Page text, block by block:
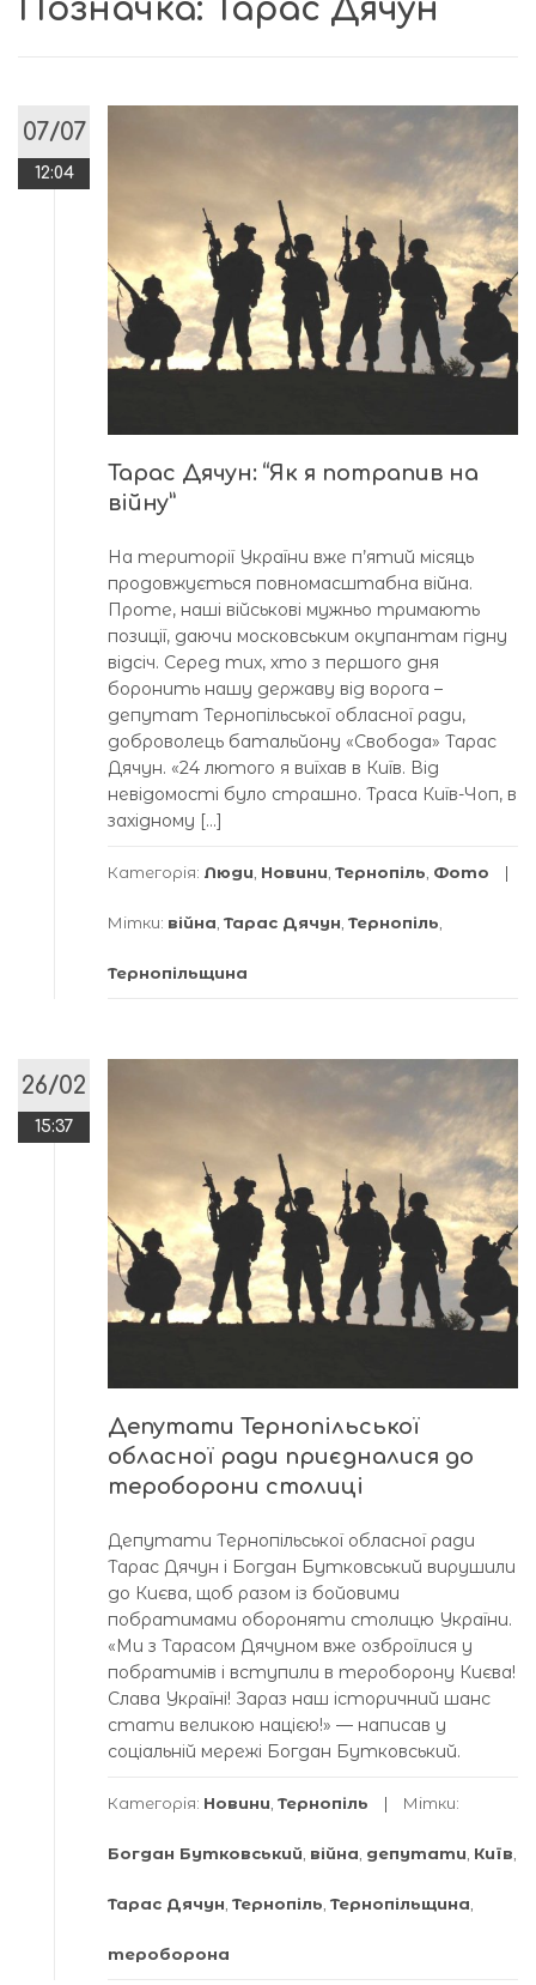
Позначка: Тарас Дячун
07/07
12:04
Тарас Дячун: “Як я потрапив на
війну”
На території України вже п’ятий місяць
продовжується повномасштабна війна.
Проте, наші військові мужньо тримають
позиції, даючи московським окупантам гідну
відсіч. Серед тих, хто з першого дня
боронить нашу державу від ворога –
депутат Тернопільської обласної ради,
доброволець батальйону «Свобода» Тарас
Дячун. «24 лютого я виїхав в Київ. Від
невідомості було страшно. Траса Київ-Чоп, в
західному […]
Категорія: Люди Новини Тернопіль Фото
Мітки: війна Тарас Дячун Тернопіль
Тернопільщина
26/02
15:37
Депутати Тернопільської
обласної ради приєдналися до
тероборони столиці
Депутати Тернопільської обласної ради
Тарас Дячун і Богдан Бутковський вирушили
до Києва, щоб разом із бойовими
побратимами обороняти столицю України.
«Ми з Тарасом Дячуном вже озброїлися у
побратимів і вступили в тероборону Києва!
Слава Україні! Зараз наш історичний шанс
стати великою нацією!» — написав у
соціальній мережі Богдан Бутковський.
Категорія: Новини, Тернопіль Мітки:
Богдан Бутковський, війна, депутати, Київ,
Тарас Дячун, Тернопіль, Тернопільщина,
тероборона